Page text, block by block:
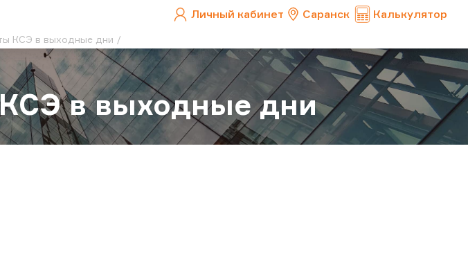
Личный кабинет Саранск Калькулятор
КСЭ в выходные дни
в выходные дни